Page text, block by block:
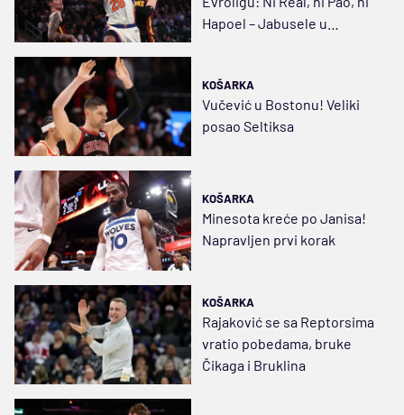
Hapoel – Jabusele u
KOŠARKA
Vučević u Bostonu! Veliki
posao Seltiksa
KOŠARKA
Minesota kreće po Janisa!
Napravljen prvi korak
KOŠARKA
Rajaković se sa Reptorsima
vratio pobedama, bruke
Čikaga i Bruklina